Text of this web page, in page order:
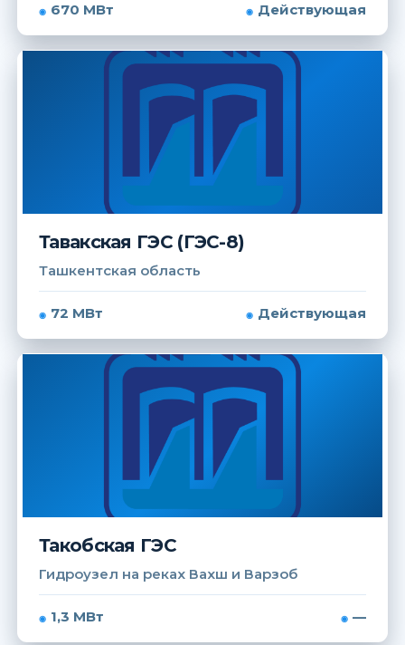
670 МВт Действующая
Тавакская ГЭС (ГЭС-8)
Ташкентская область
72 МВт Действующая
Такобская ГЭС
Гидроузел на реках Вахш и Варзоб
1,3 МВт —